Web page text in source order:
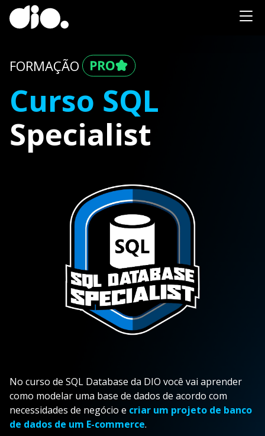
FORMAÇÃO
Curso SQL
Specialist
No curso de SQL Database da DIO você vai aprender
como modelar uma base de dados de acordo com
necessidades de negócio e criar um projeto de banco
de dados de um E-commerce.